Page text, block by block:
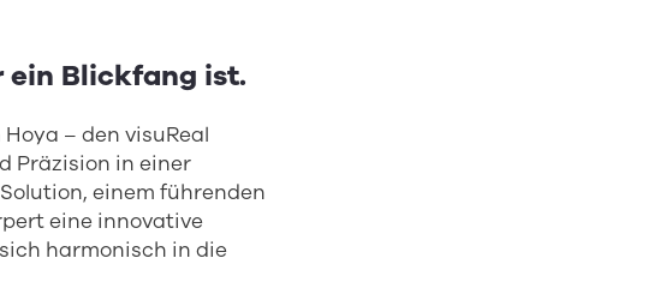
ein Blickfang ist.
– den visuReal
Präzision in einer
einem führenden
eine innovative
harmonisch in die